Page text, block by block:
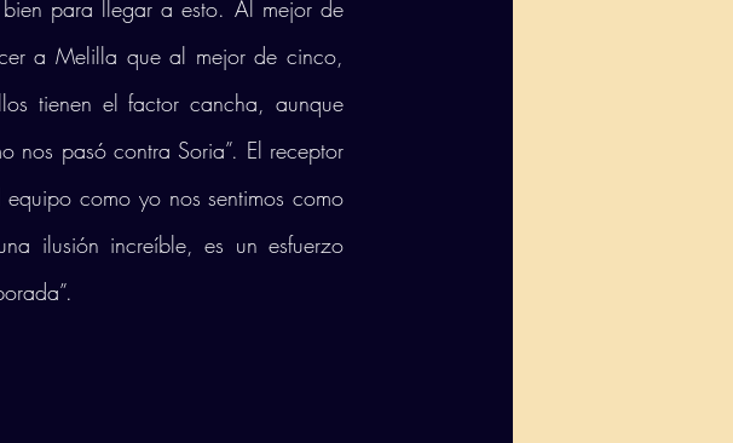
bien para llegar a esto. Al mejor de
a Melilla que al mejor de cinco,
tienen el factor cancha, aunque
nos pasó contra Soria”. El receptor
como yo nos sentimos como
ilusión increíble, es un esfuerzo